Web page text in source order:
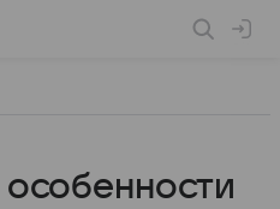
особенности